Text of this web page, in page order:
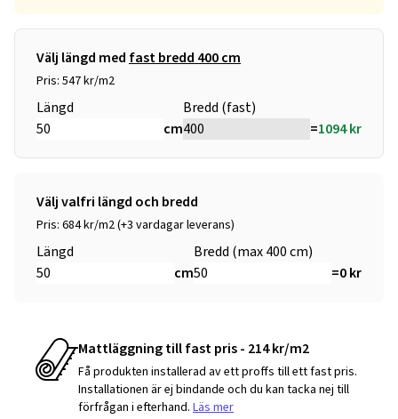
Välj längd med fast bredd 400 cm
Pris: 547 kr/m2
Längd
cm
Bredd (fast)
=1094kr
Välj valfri längd och bredd
Pris: 684 kr/m2 (+3 vardagar leverans)
Längd
cm
Bredd (max 400 cm)
=0kr
Mattläggning till fast pris - 214 kr/m2
Få produkten installerad av ett proffs till ett fast pris.
Installationen är ej bindande och du kan tacka nej till
förfrågan i efterhand. Läs mer